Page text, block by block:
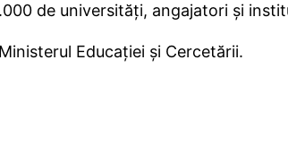
de universităţi, angajatori şi
Educației și Cercetării.